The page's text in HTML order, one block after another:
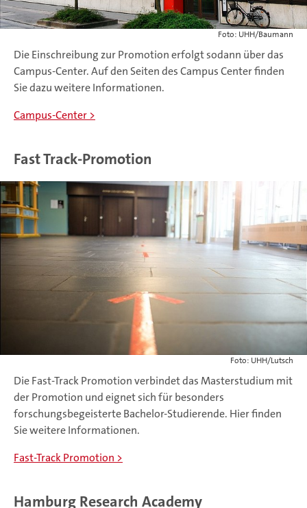
Foto: UHH/Baumann
Die Einschreibung zur Promotion erfolgt sodann über das
Campus-Center. Auf den Seiten des Campus Center finden
Sie dazu weitere Informationen.
Campus-Center
Fast Track-Promotion
Foto: UHH/Lutsch
Die Fast-Track Promotion verbindet das Masterstudium mit
der Promotion und eignet sich für besonders
forschungsbegeisterte Bachelor-Studierende. Hier finden
Sie weitere Informationen.
Fast-Track Promotion
Hamburg Research Academy